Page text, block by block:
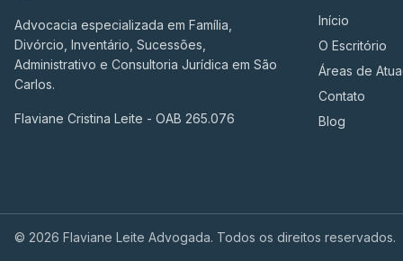
Advocacia especializada em Família,
Divórcio, Inventário, Sucessões,
Administrativo e Consultoria Jurídica em São
Carlos.
Flaviane Cristina Leite - OAB 265.076
Início
O Escritório
Áreas de
Contato
Blog
© 2026 Flaviane Leite Advogada. Todos os direitos reservados.